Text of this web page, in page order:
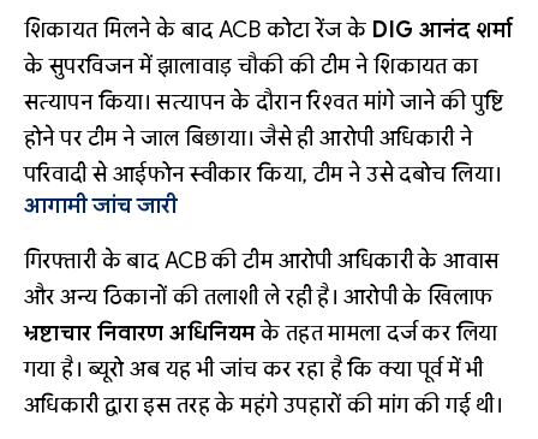
शिकायत मिलने के बाद ACB कोटा रेंज के DIG आनंद शर्मा
के सुपरविजन में झालावाड़ चौकी की टीम ने शिकायत का
सत्यापन किया। सत्यापन के दौरान रिश्वत मांगे जाने की पुष्टि
होने पर टीम ने जाल बिछाया। जैसे ही आरोपी अधिकारी ने
परिवादी से आईफोन स्वीकार किया, टीम ने उसे दबोच लिया।
आगामी जांच जारी
गिरफ्तारी के बाद ACB की टीम आरोपी अधिकारी के आवास
और अन्य ठिकानों की तलाशी ले रही है। आरोपी के खिलाफ
भ्रष्टाचार निवारण अधिनियमके तहत मामला दर्ज कर लिया
गया है। ब्यूरो अब यह भी जांच कर रहा है कि क्या पूर्व में भी
अधिकारी द्वारा इस तरह के महंगे उपहारों की मांग की गई थी।